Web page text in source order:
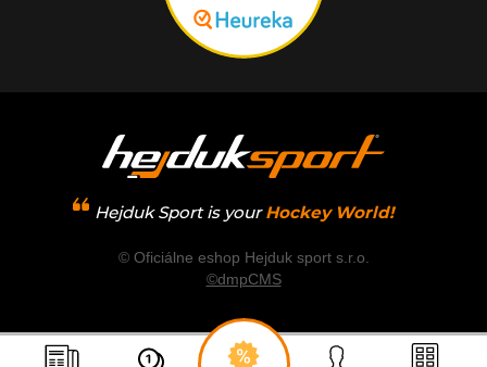
Hejduk Sport is your Hockey World!
© Oficiálne eshop Hejduk sport s.r.o.
©dmpCMS